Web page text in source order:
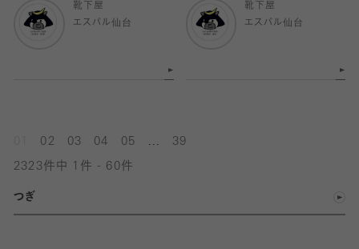
靴下屋
エスパル仙台
靴下屋
エスパル仙台
02 03 04 05 39
2323件中 1件 - 60件
つぎ